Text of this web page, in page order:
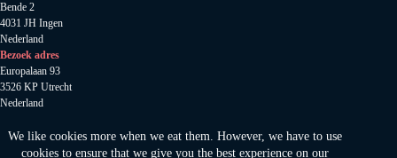
We like cookies more when we eat them. However, we have to use
cookies to ensure that we give you the best experience on our
Bende 2
4031 JH Ingen
Nederland
Bezoek adres
Europalaan 93
3526 KP Utrecht
Nederland
KVK 78520185
Auteursrecht 2024 © Amamata